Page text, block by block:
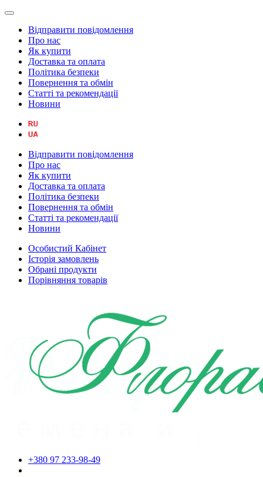
Відправити повідомлення
Про нас
Як купити
Доставка та оплата
Політика безпеки
Повернення та обмін
Статті та рекомендації
Новини
Відправити повідомлення
Про нас
Як купити
Доставка та оплата
Політика безпеки
Повернення та обмін
Статті та рекомендації
Новини
Особистий Кабінет
Історія замовлень
Обрані продукти
Порівняння товарів
+380 97 233-98-49